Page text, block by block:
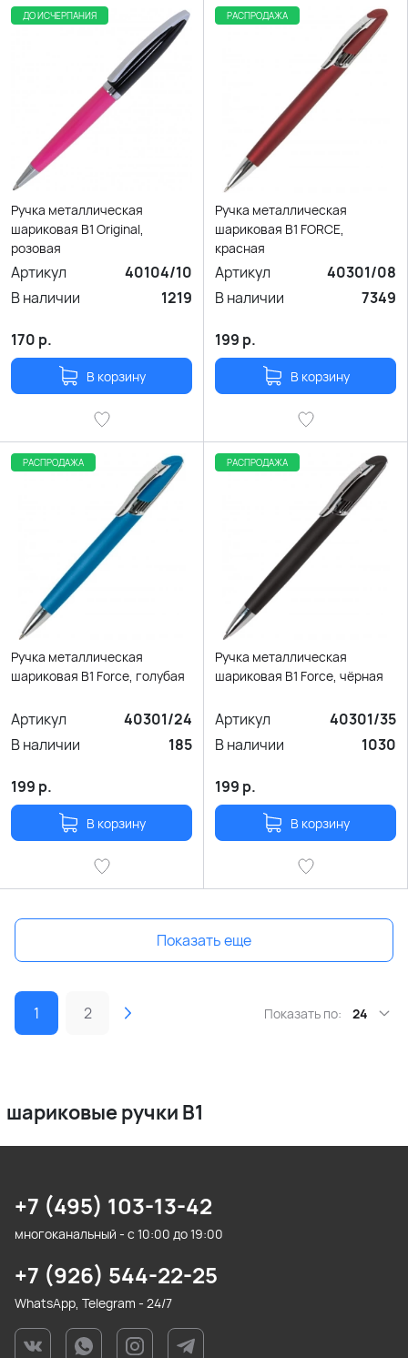
ДО ИСЧЕРПАНИЯ
Ручка металлическая
шариковая B1 Original,
розовая
Артикул
40104/10
В наличии
1219
170 р.
В корзину
РАСПРОДАЖА
Ручка металлическая
шариковая B1 FORCE,
красная
Артикул
40301/08
В наличии
7349
199 р.
В корзину
РАСПРОДАЖА
Ручка металлическая
шариковая B1 Force, голубая
Артикул
40301/24
В наличии
185
199 р.
В корзину
РАСПРОДАЖА
Ручка металлическая
шариковая B1 Force, чёрная
Артикул
40301/35
В наличии
1030
199 р.
В корзину
Показать еще
1 2 Показать по: 24
шариковые ручки B1
+7 (495) 103-13-42
многоканальный - с 10:00 до 19:00
+7 (926) 544-22-25
WhatsApp, Telegram - 24/7